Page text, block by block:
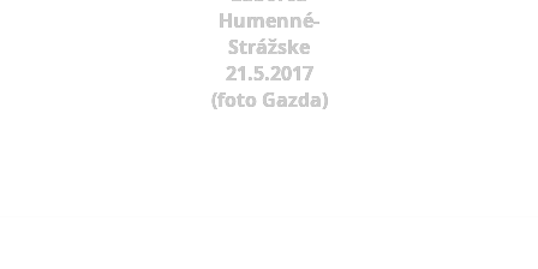
Humenné-
Strážske
21.5.2017
(foto Gazda)